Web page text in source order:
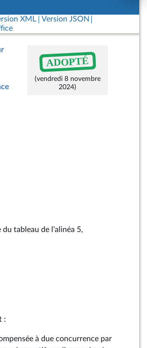
XML
Version JSON
ADOPTÉ
(vendredi 8 novembre
2024)
tableau de l’alinéa 5,
:
à due concurrence par